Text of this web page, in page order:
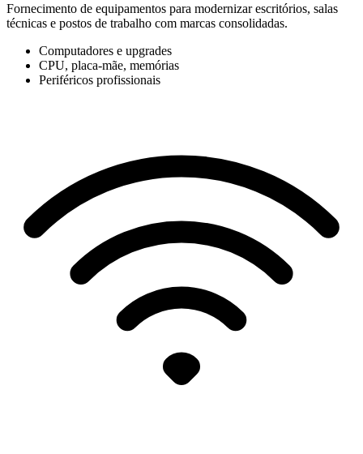
Fornecimento de equipamentos para modernizar escritórios, salas
técnicas e postos de trabalho com marcas consolidadas.
Computadores e upgrades
CPU, placa-mãe, memórias
Periféricos profissionais